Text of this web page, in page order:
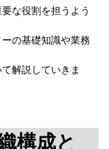
な役割を担うよう
の基礎知識や業務
解説していきま
構成と